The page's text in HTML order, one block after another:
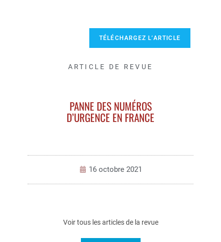
TÉLÉCHARGEZ L’ARTICLE
ARTICLE DE REVUE
PANNE DES NUMÉROS
D’URGENCE EN FRANCE
16 octobre 2021
Voir tous les articles de la revue